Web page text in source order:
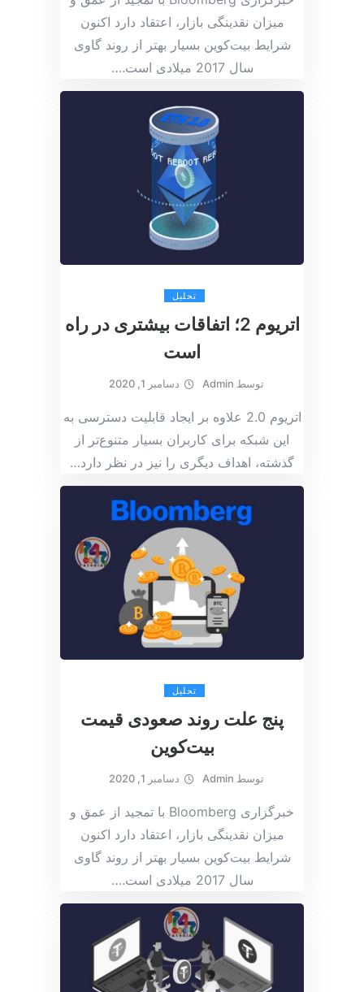
میزان نقدینگی بازار، اعتقاد دارد اکنون
شرایط بیت‌کوین بسیار بهتر از روند گاوی
سال 2017 میلادی است.
…
تحلیل
اتریوم 2؛ اتفاقات بیشتری در راه
است
توسط Admin دسامبر 1, 2020
اتریوم 2.0 علاوه بر ایجاد قابلیت دسترسی به
این شبکه برای کاربران بسیار متنوع‌تر از
گذشته، اهداف دیگری را نیز در نظر دارد…
تحلیل
پنج علت روند صعودی قیمت
بیت‌کوین
توسط Admin دسامبر 1, 2020
خبرگزاری Bloomberg با تمجید از عمق و
میزان نقدینگی بازار، اعتقاد دارد اکنون
شرایط بیت‌کوین بسیار بهتر از روند گاوی
سال 2017 میلادی است.
…